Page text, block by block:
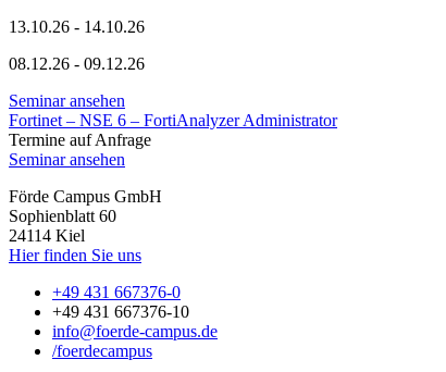
13.10.26 - 14.10.26
08.12.26 - 09.12.26
Seminar ansehen
Fortinet – NSE 6 – FortiAnalyzer Administrator
Termine auf Anfrage
Seminar ansehen
Förde Campus GmbH
Sophienblatt 60
24114 Kiel
Hier finden Sie uns
+49 431 667376-0
+49 431 667376-10
info@foerde-campus.de
/foerdecampus